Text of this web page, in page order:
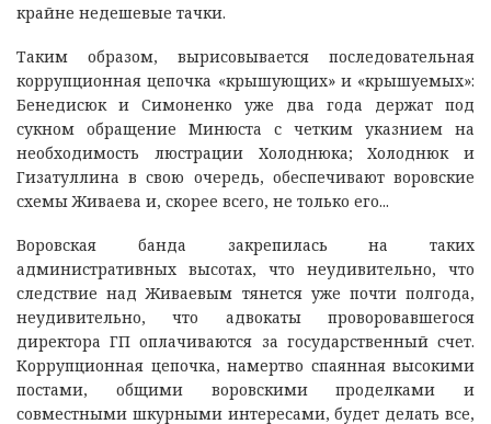
крайне недешевые тачки.
Таким образом, вырисовывается последовательная
коррупционная цепочка «крышующих» и «крышуемых»:
Бенедисюк и Симоненко уже два года держат под
сукном обращение Минюста с четким указнием на
необходимость люстрации Холоднюка; Холоднюк и
Гизатуллина в свою очередь, обеспечивают воровские
схемы Живаева и, скорее всего, не только его...
Воровская банда закрепилась на таких
административных высотах, что неудивительно, что
следствие над Живаевым тянется уже почти полгода,
неудивительно, что адвокаты проворовавшегося
директора ГП оплачиваются за государственный счет.
Коррупционная цепочка, намертво спаянная высокими
постами, общими воровскими проделками и
совместными шкурными интересами, будет делать все,